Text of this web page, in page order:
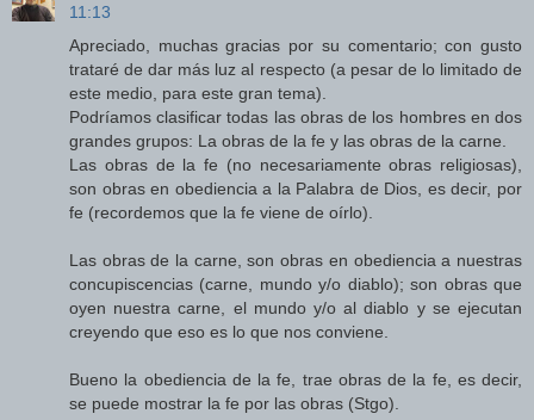
11:13
Apreciado, muchas gracias por su comentario; con gusto
trataré de dar más luz al respecto (a pesar de lo limitado de
este medio, para este gran tema).
Podríamos clasificar todas las obras de los hombres en dos
grandes grupos: La obras de la fe y las obras de la carne.
Las obras de la fe (no necesariamente obras religiosas),
son obras en obediencia a la Palabra de Dios, es decir, por
fe (recordemos que la fe viene de oírlo).
Las obras de la carne, son obras en obediencia a nuestras
concupiscencias (carne, mundo y/o diablo); son obras que
oyen nuestra carne, el mundo y/o al diablo y se ejecutan
creyendo que eso es lo que nos conviene.
Bueno la obediencia de la fe, trae obras de la fe, es decir,
se puede mostrar la fe por las obras (Stgo).